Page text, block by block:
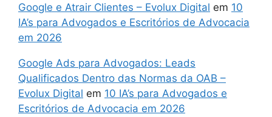
Google e Atrair Clientes – Evolux Digital em 10
IA’s para Advogados e Escritórios de Advocacia
em 2026
Google Ads para Advogados: Leads
Qualificados Dentro das Normas da OAB –
Evolux Digital em 10 IA’s para Advogados e
Escritórios de Advocacia em 2026